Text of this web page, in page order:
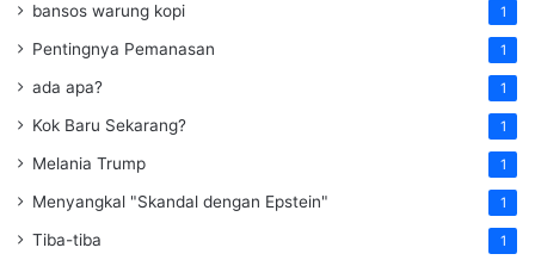
bansos warung kopi 1
Pentingnya Pemanasan 1
ada apa? 1
Kok Baru Sekarang? 1
Melania Trump 1
Menyangkal "Skandal dengan Epstein" 1
Tiba-tiba 1